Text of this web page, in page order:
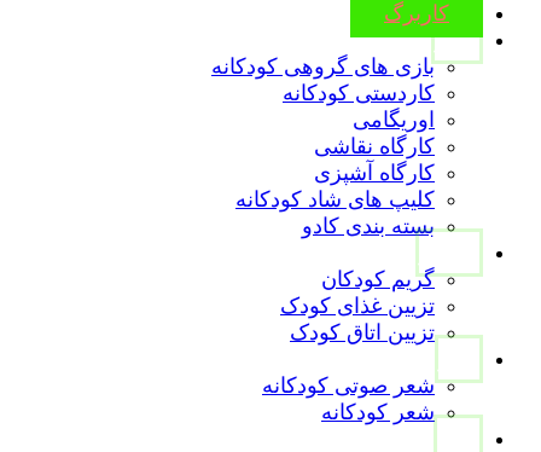
کاربرگ
ویدیو
بازی های گروهی کودکانه
کاردستی کودکانه
اوریگامی
کارگاه نقاشی
کارگاه آشپزی
کلیپ های شاد کودکانه
بسته بندی کادو
گریم کودکان
تزیین غذای کودک
تزیین اتاق کودک
شعر صوتی کودکانه
شعر کودکانه